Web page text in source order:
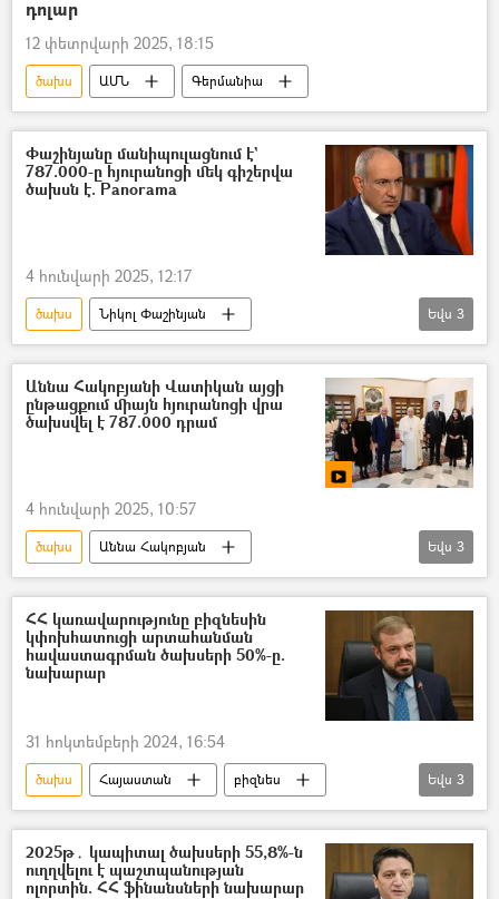
դոլար
12 փետրվարի 2025, 18:15
ծախս ԱՄՆ Գերմանիա
Փաշինյանը մանիպուլացնում է`
787.000-ը հյուրանոցի մեկ գիշերվա
ծախսն է. Panorama
4 հունվարի 2025, 12:17
ծախս
Նիկոլ Փաշինյան
Աննա Հակոբյան
Իտալիա
Վատիկան
բյուջե
Եվս 3
Աննա Հակոբյանի Վատիկան այցի
ընթացքում միայն հյուրանոցի վրա
ծախսվել է 787.000 դրամ
4 հունվարի 2025, 10:57
ծախս
Աննա Հակոբյան
Արփի Փաշինյան
Նիկոլ Փաշինյան
Վատիկան
Իտալիա
Եվս 3
ՀՀ կառավարությունը բիզնեսին
կփոխհատուցի արտահանման
հավաստագրման ծախսերի 50%-ը.
նախարար
31 հոկտեմբերի 2024, 16:54
ծախս Հայաստան
բիզնես
կառավարություն
արտահանում
Գևորգ Պապոյան
Եվս 3
2025թ․ կապիտալ ծախսերի 55,8%-ն
ուղղվելու է պաշտպանության
ոլորտին. ՀՀ ֆինանսների նախարար